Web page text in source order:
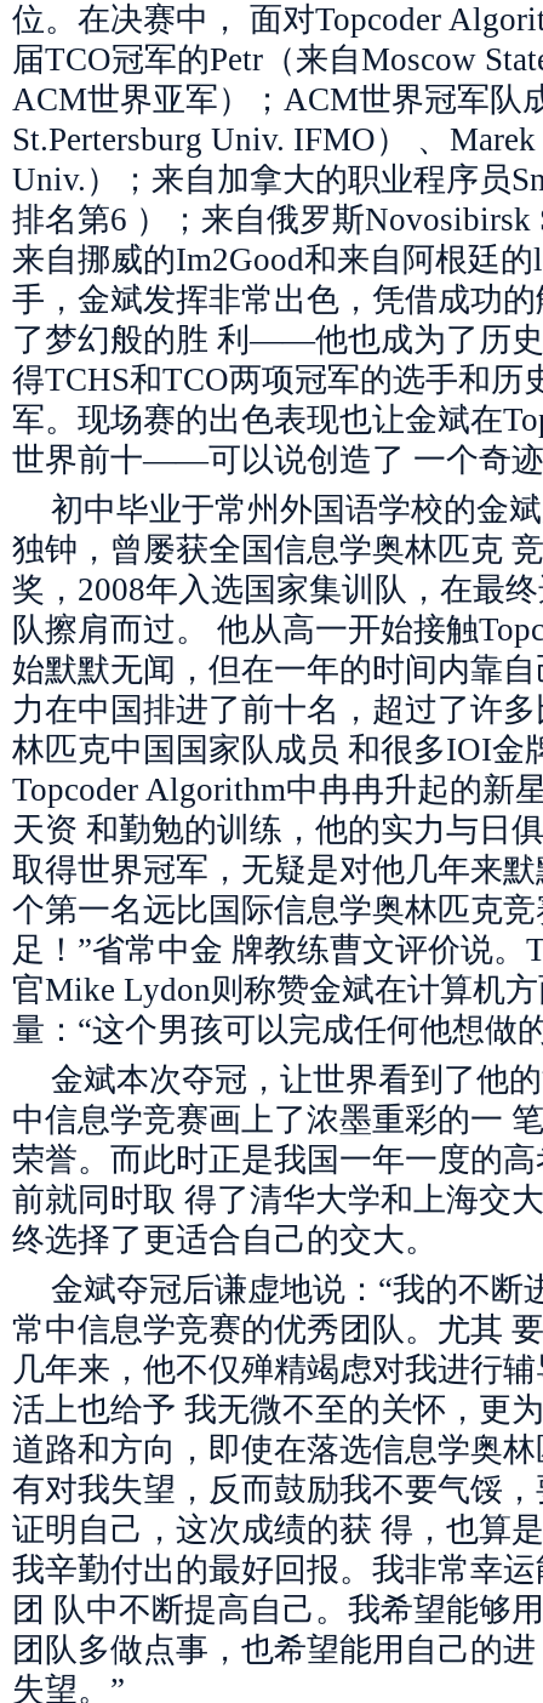
位。在决赛中， 面对Topcoder
届TCO冠军的Petr（来自Moscow
ACM世界亚军）；ACM世界冠军队
St.Pertersburg Univ. IFMO） 、
Univ.）；来自加拿大的职业程序员
排名第6 ）；来自俄罗斯Novosibirsk
来自挪威的Im2Good和来自阿根廷
手，金斌发挥非常出色，凭借成功
了梦幻般的胜 利——他也成为了历
得TCHS和TCO两项冠军的选手和历
军。现场赛的出色表现也让金斌在
世界前十——可以说创造了 一个奇
初中毕业于常州外国语学校的金
独钟，曾屡获全国信息学奥林匹克
奖，2008年入选国家集训队，在最
队擦肩而过。 他从高一开始接触
始默默无闻，但在一年的时间内靠
力在中国排进了前十名，超过了许
林匹克中国国家队成员 和很多IOI金
Topcoder Algorithm中冉冉升起的新
天资 和勤勉的训练，他的实力与日
取得世界冠军，无疑是对他几年来
个第一名远比国际信息学奥林匹克
足！”省常中金 牌教练曹文评价说。
官Mike Lydon则称赞金斌在计算机
量：“这个男孩可以完成任何他想做
金斌本次夺冠，让世界看到了他
中信息学竞赛画上了浓墨重彩的一
荣誉。而此时正是我国一年一度的
前就同时取 得了清华大学和上海交
终选择了更适合自己的交大。
金斌夺冠后谦虚地说：“我的不断
常中信息学竞赛的优秀团队。尤其
几年来，他不仅殚精竭虑对我进行
活上也给予 我无微不至的关怀，更
道路和方向，即使在落选信息学奥
有对我失望，反而鼓励我不要气馁
证明自己，这次成绩的获 得，也算
我辛勤付出的最好回报。我非常幸
团 队中不断提高自己。我希望能够
团队多做点事，也希望能用自己的
失望。”